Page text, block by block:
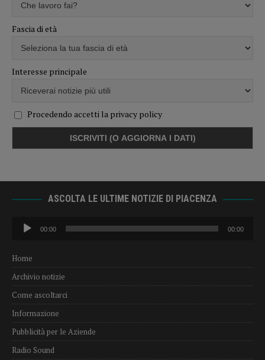
Fascia di età
Interesse principale
Procedendo accetti la privacy policy
ASCOLTA LE ULTIME NOTIZIE DI PIACENZA
Audio
Player
00:00 00:00
Home
Archivio notizie
Come ascoltarci
Informazione
Pubblicità per le Aziende
Radio Sound